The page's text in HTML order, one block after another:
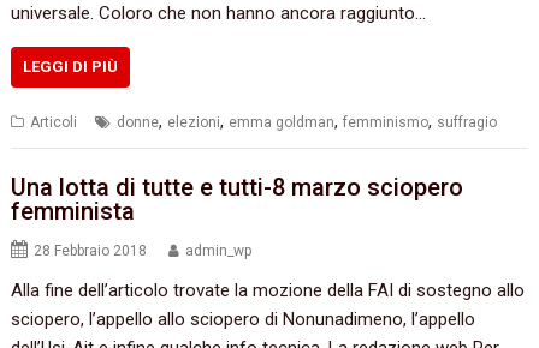
universale. Coloro che non hanno ancora raggiunto…
LEGGI DI PIÙ
Articoli donne, elezioni, emma goldman,femminismo, suffragio
Una lotta di tutte e tutti-8 marzo sciopero
femminista
28 Febbraio 2018 admin_wp
Alla fine dell’articolo trovate la mozione della FAI di sostegno allo
sciopero, l’appello allo sciopero di Nonunadimeno, l’appello